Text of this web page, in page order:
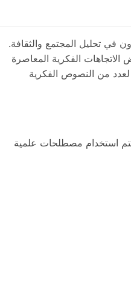
في تحليل المجتمع والثقافة.
الفكرية المعاصرة
لعدد من النصوص الفكرية
استخدام مصطلحات علمية